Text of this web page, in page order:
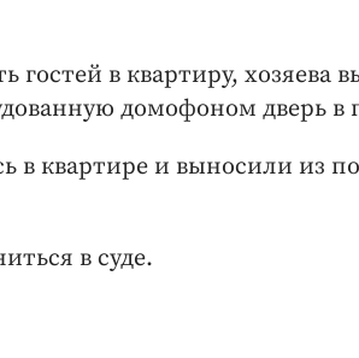
в квартиру, хозяева
домофоном дверь в
в квартире и выносили из
в суде.